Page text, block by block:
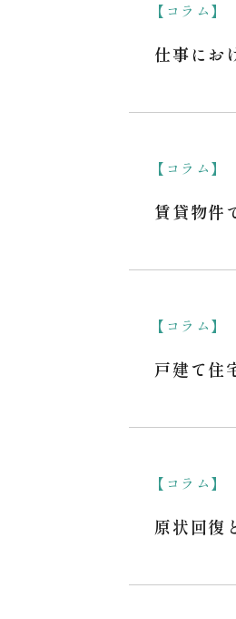
【コラム】
仕事にお
【コラム】
賃貸物件
【コラム】
戸建て住
【コラム】
原状回復